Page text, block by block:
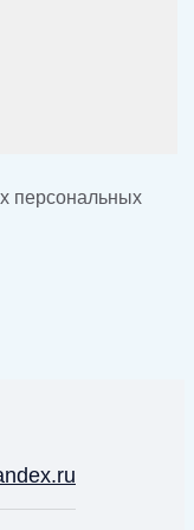
персональных